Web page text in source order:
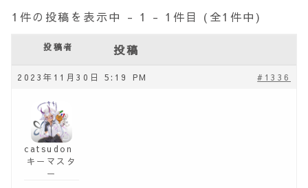
1件の投稿を表示中 - 1 - 1件目 (全1件中)
投稿者 投稿
2023年11月30日 5:19 PM #1336
catsudon
キーマスタ
ー